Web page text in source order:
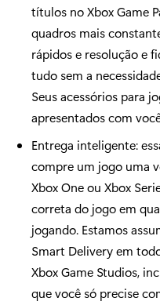
títulos no Xbox Game
quadros mais
rápidos e resolução e
tudo sem a
Seus acessórios para
apresentados com
Entrega inteligente:
compre um jogo uma
Xbox One ou Xbox
correta do jogo em
jogando. Estamos
Smart Delivery em
Xbox Game Studios,
que você só precise